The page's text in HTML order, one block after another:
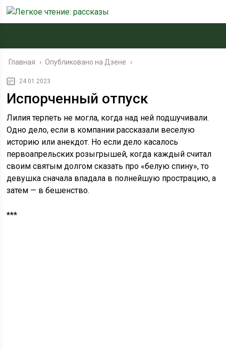
Главная › Опубликовано на Дзене ›
24.01.2023
Испорченный отпуск
Лилия терпеть не могла, когда над ней подшучивали.
Одно дело, если в компании рассказали веселую
историю или анекдот. Но если дело касалось
первоапрельских розыгрышей, когда каждый считал
своим святым долгом сказать про «белую спину», то
девушка сначала впадала в полнейшую прострацию, а
затем — в бешенство.
***